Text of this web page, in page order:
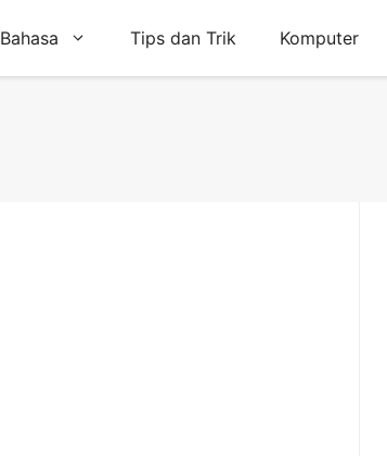
Bahasa Tips dan Trik Komputer